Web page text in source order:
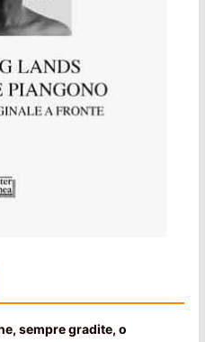
sempre gradite, o